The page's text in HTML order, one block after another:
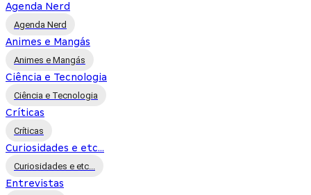
Agenda Nerd
Agenda Nerd
Animes e Mangás
Animes e Mangás
Ciência e Tecnologia
Ciência e Tecnologia
Críticas
Críticas
Curiosidades e etc...
Curiosidades e etc...
Entrevistas